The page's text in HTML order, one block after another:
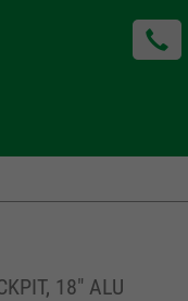
18" ALU